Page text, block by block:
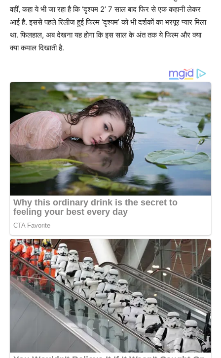
वहीं, कहा ये भी जा रहा है कि ‘दृश्यम 2’ 7 साल बाद फिर से एक कहानी लेकर
आई है. इससे पहले रिलीज हुई फिल्म ‘दृश्यम’ को भी दर्शकों का भरपूर प्यार मिला
था. फिलहाल, अब देखना यह होगा कि इस साल के अंत तक ये फिल्म और क्या
क्या कमाल दिखाती है.